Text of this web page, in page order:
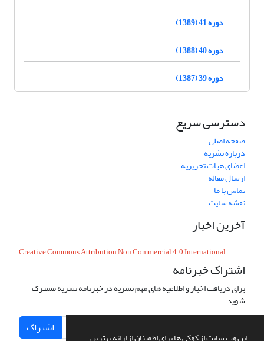
این وب سایت از کوکی ها برای اطمینان از ارائه بهترین
دوره 41 (1389)
دوره 40 (1388)
دوره 39 (1387)
دسترسی سریع
صفحه اصلی
درباره نشریه
اعضای هیات تحریریه
ارسال مقاله
تماس با ما
نقشه سایت
آخرین اخبار
Creative Commons Attribution Non Commercial 4.0 International
اشتراک خبرنامه
برای دریافت اخبار و اطلاعیه های مهم نشریه در خبرنامه نشریه مشترک
شوید.
اشتراک